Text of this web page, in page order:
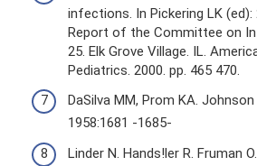
infections. In Pickering LK (ed):
Report of the Committee on
25. Elk Grove Village. IL.
Pediatrics. 2000. pp. 465 470.
DaSilva MM, Prom KA.
1958:1681 -1685-
Linder N. Hands!ler R. Fruman